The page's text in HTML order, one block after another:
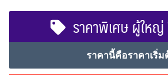
ราคาพิเศษ ผู้ใหญ่
ราคานี้คือราคาเริ่ม